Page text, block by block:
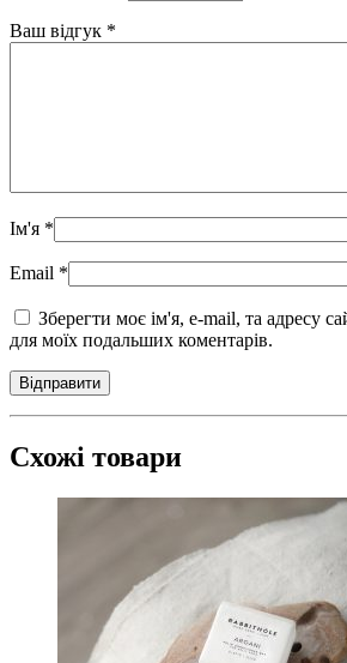
Ваш відгук *
Ім'я *
Email *
Зберегти моє ім'я, e-mail, та адресу
для моїх подальших коментарів.
Схожі товари